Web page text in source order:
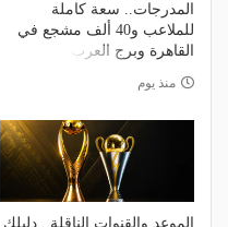
المدرجات.. سعة كاملة
للملاعب و40 ألف مشجع في
القاهرة وبرج العرب
منذ يوم
الموعد والقنوات الناقلة.. دليلك